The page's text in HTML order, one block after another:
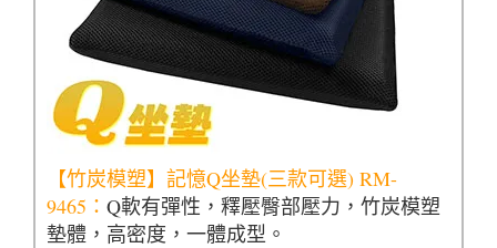
【竹炭模塑】記憶Q坐墊(三款可選) RM-
9465： Q軟有彈性，釋壓臀部壓力，竹炭模塑
墊體，高密度，一體成型。